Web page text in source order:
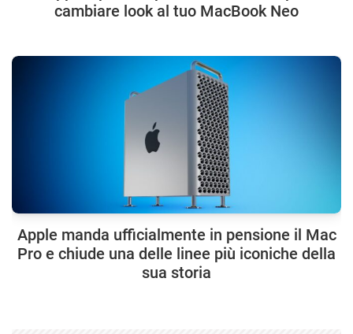
cambiare look al tuo MacBook Neo
Apple manda ufficialmente in pensione il Mac
Pro e chiude una delle linee più iconiche della
sua storia